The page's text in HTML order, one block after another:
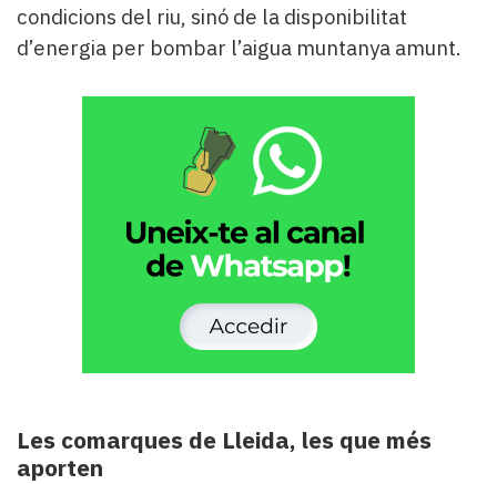
condicions del riu, sinó de la disponibilitat
d’energia per bombar l’aigua muntanya amunt.
Les comarques de Lleida, les que més
aporten